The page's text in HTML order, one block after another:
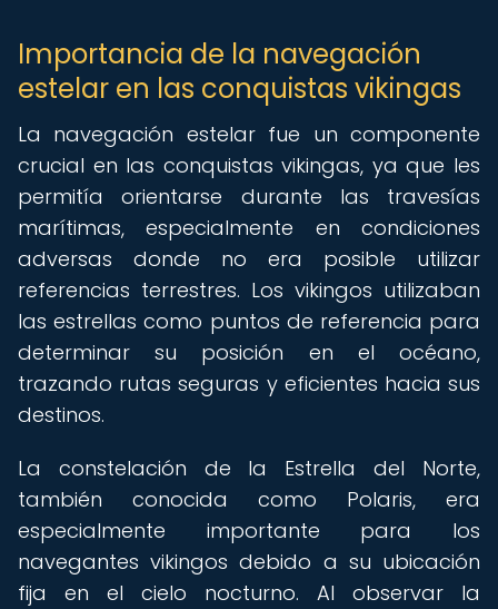
Importancia de la navegación
estelar en las conquistas vikingas
La navegación estelar fue un componente
crucial en las conquistas vikingas, ya que les
permitía orientarse durante las travesías
marítimas, especialmente en condiciones
adversas donde no era posible utilizar
referencias terrestres. Los vikingos utilizaban
las estrellas como puntos de referencia para
determinar su posición en el océano,
trazando rutas seguras y eficientes hacia sus
destinos.
La constelación de la Estrella del Norte,
también conocida como Polaris, era
especialmente importante para los
navegantes vikingos debido a su ubicación
fija en el cielo nocturno. Al observar la